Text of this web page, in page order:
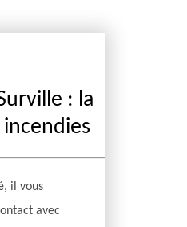
: la
il vous
avec